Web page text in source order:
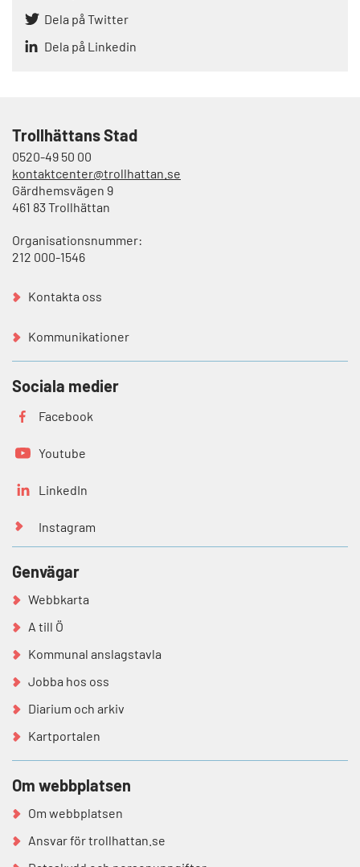
Dela på Twitter
Dela på Linkedin
Trollhättans Stad
0520-49 50 00
kontaktcenter@trollhattan.se
Gärdhemsvägen 9
461 83 Trollhättan
Organisationsnummer:
212 000-1546
Kontakta oss
Kommunikationer
Sociala medier
Facebook
Youtube
LinkedIn
Instagram
Genvägar
Webbkarta
A till Ö
Kommunal anslagstavla
Jobba hos oss
Diarium och arkiv
Kartportalen
Om webbplatsen
Om webbplatsen
Ansvar för trollhattan.se